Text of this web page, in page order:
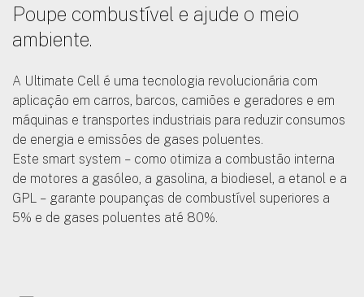
Poupe combustível e ajude o meio
ambiente.
A Ultimate Cell é uma tecnologia revolucionária com
aplicação em carros, barcos, camiões e geradores e em
máquinas e transportes industriais para reduzir consumos
de energia e emissões de gases poluentes.
Este smart system – como otimiza a combustão interna
de motores a gasóleo, a gasolina, a biodiesel, a etanol e a
GPL – garante poupanças de combustível superiores a
5% e de gases poluentes até 80%.